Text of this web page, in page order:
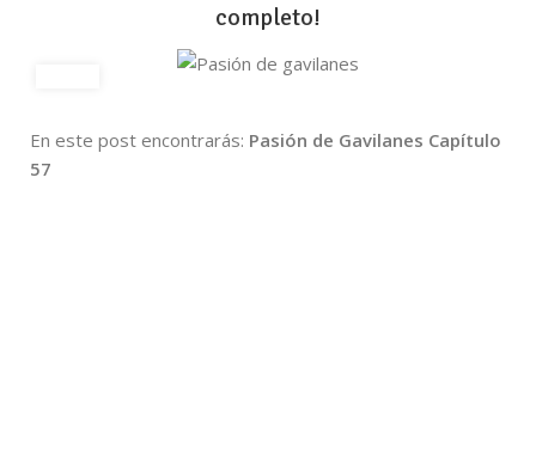
completo!
En este post encontrarás: Pasión de Gavilanes Capítulo
57